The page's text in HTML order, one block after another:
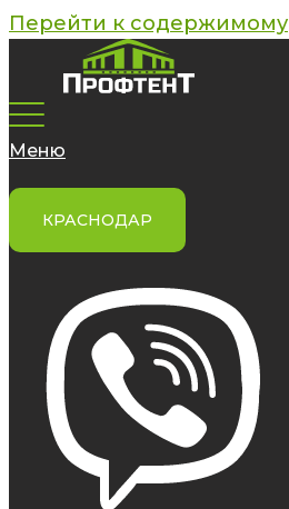
Перейти к содержимому
Меню
КРАСНОДАР